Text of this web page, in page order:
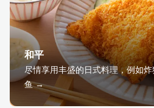
和平
尽情享用丰盛的日式料理，例如
鱼 →